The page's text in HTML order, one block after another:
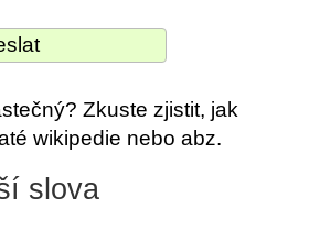
Zkuste zjistit, jak
wikipedie nebo abz.
slova